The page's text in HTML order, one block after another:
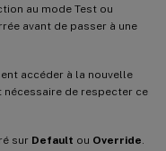
au mode Test ou
avant de passer à une
accéder à la nouvelle
de respecter ce
sur Default ou Override